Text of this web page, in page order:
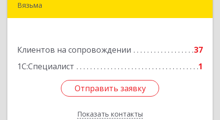
Вязьма
Клиентов на сопровождении
37
1С:Специалист
1
Отправить заявку
Показать контакты
Подробнее
Отправить заявку
Назад